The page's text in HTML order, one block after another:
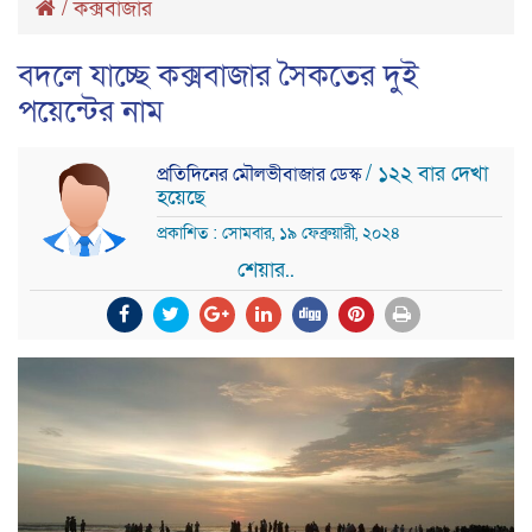
/কক্সবাজার
বদলে যাচ্ছে কক্সবাজার সৈকতের দুই
পয়েন্টের নাম
প্রতিদিনের মৌলভীবাজার ডেস্ক/ ১২২ বার দেখা
হয়েছে
প্রকাশিত : সোমবার, ১৯ ফেব্রুয়ারী, ২০২৪
শেয়ার..